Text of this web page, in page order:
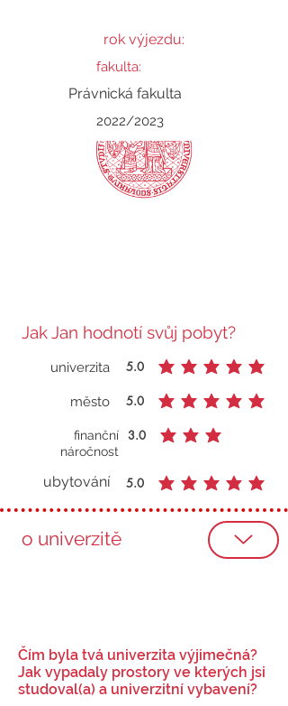
rok výjezdu:
fakulta:
Právnická fakulta
2022/2023
Jak Jan hodnotí svůj pobyt?
univerzita 5.0
průměrné hodnocení je 5 z 5
město
5.0
průměrné hodnocení je 5 z 5
finanční
náročnost
3.0
průměrné hodnocení je 3 z 5
ubytování 5.0
průměrné hodnocení je 5 z 5
o univerzitě
Čím byla tvá univerzita výjimečná?
Jak vypadaly prostory ve kterých jsi
studoval(a) a univerzitní vybavení?